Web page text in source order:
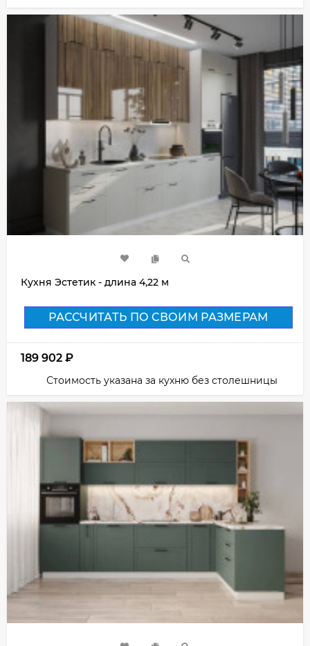
Кухня Эстетик - длина 4,22 м
РАССЧИТАТЬ ПО СВОИМ РАЗМЕРАМ
189 902 ₽
Стоимость указана за кухню без столешницы